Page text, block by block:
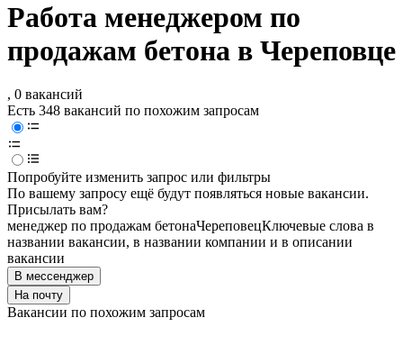
Работа менеджером по
продажам бетона в Череповце
, 0 вакансий
Есть 348 вакансий по похожим запросам
Попробуйте изменить запрос или фильтры
По вашему запросу ещё будут появляться новые вакансии.
Присылать вам?
менеджер по продажам бетонаЧереповецКлючевые слова в
названии вакансии, в названии компании и в описании
вакансии
В мессенджер
На почту
Вакансии по похожим запросам